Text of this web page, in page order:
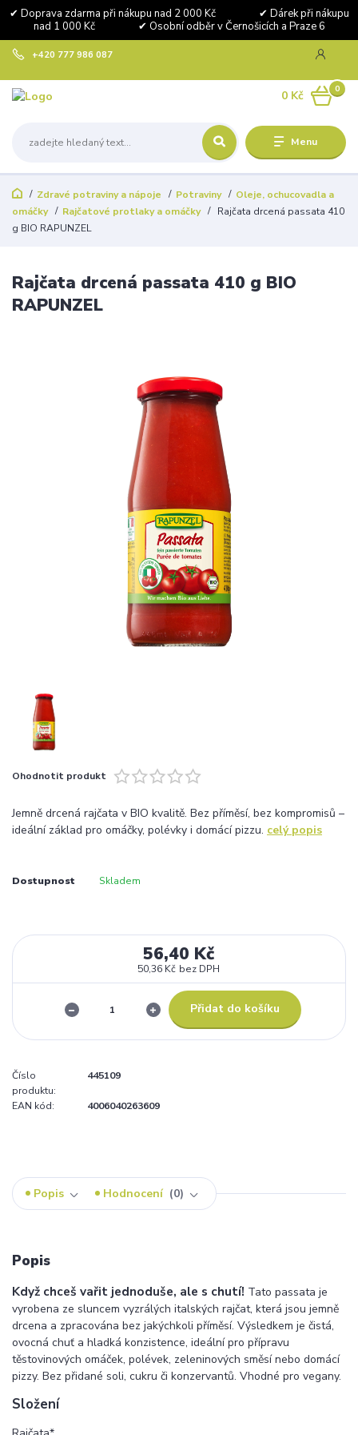
✔ Doprava zdarma při nákupu nad 2 000 Kč ✔ Dárek při nákupu
nad 1 000 Kč ✔ Osobní odběr v Černošicích a Praze 6
Menu
+420 777 986 087
0
0 Kč
Zdravé potraviny a nápoje Potraviny
Oleje, ochucovadla a
omáčky
Rajčatové protlaky a omáčky
Rajčata drcená passata 410
g BIO RAPUNZEL
Rajčata drcená passata 410 g BIO
RAPUNZEL
Ohodnotit produkt
Jemně drcená rajčata v BIO kvalitě. Bez příměsí, bez kompromisů –
ideální základ pro omáčky, polévky i domácí pizzu. celý popis
Dostupnost Skladem
56,40 Kč
50,36 Kč bez DPH
Přidat do košíku
Číslo
produktu:
445109
EAN kód: 4006040263609
Popis Hodnocení 0
Popis
Když chceš vařit jednoduše, ale s chutí! Tato passata je
vyrobena ze sluncem vyzrálých italských rajčat, která jsou jemně
drcena a zpracována bez jakýchkoli příměsí. Výsledkem je čistá,
ovocná chuť a hladká konzistence, ideální pro přípravu
těstovinových omáček, polévek, zeleninových směsí nebo domácí
pizzy. Bez přidané soli, cukru či konzervantů. Vhodné pro vegany.
Složení